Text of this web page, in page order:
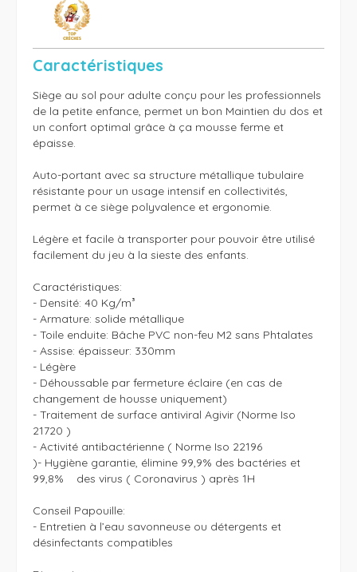
Caractéristiques
Siège au sol pour adulte conçu pour les professionnels
de la petite enfance, permet un bon Maintien du dos et
un confort optimal grâce à ça mousse ferme et
épaisse.
Auto-portant avec sa structure métallique tubulaire
résistante pour un usage intensif en collectivités,
permet à ce siège polyvalence et ergonomie.
Légère et facile à transporter pour pouvoir être utilisé
facilement du jeu à la sieste des enfants.
Caractéristiques:
- Densité: 40 Kg/m³
- Armature: solide métallique
- Toile enduite: Bâche PVC non-feu M2 sans Phtalates
- Assise: épaisseur: 330mm
- Légère
- Déhoussable par fermeture éclaire (en cas de
changement de housse uniquement)
- Traitement de surface antiviral Agivir (Norme Iso
21720 )
- Activité antibactérienne ( Norme Iso 22196
)- Hygiène garantie, élimine 99,9% des bactéries et
99,8%    des virus ( Coronavirus ) après 1H
Conseil Papouille:
- Entretien à l’eau savonneuse ou détergents et
désinfectants compatibles